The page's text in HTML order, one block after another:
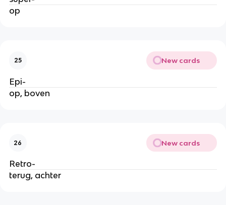
op
25 New cards
Epi-
op, boven
26 New cards
Retro-
terug, achter